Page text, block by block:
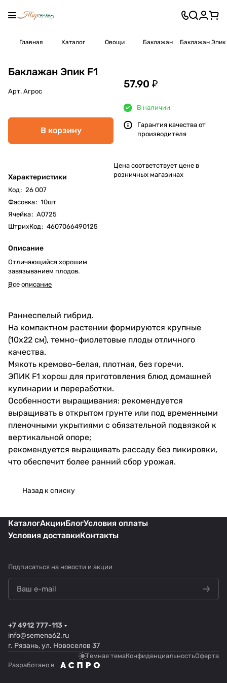
Главная Каталог Овощи Баклажан Баклажан Эпик
Баклажан Эпик F1
Арт. Агрос
В корзину
Характеристики
Код: 26 007
Фасовка: 10шт
Ячейка: А0725
ШтрихКод: 4607066490125
Описание
Отличающийся хорошим
завязыванием плодов.
Все описание
57.90 ₽
В наличии
Гарантия качества от
производителя
Цена соответствует цене в
розничных магазинах
Раннеспелый гибрид.
На компактном растении формируются крупные
(10х22 см), темно-фиолетовые плоды отличного
качества.
Мякоть кремово-белая, плотная, без горечи.
ЭПИК F1 хорош для приготовления блюд домашней
кулинарии и переработки.
Особенности выращивания: рекомендуется
выращивать в открытом грунте или под временными
пленочными укрытиями с обязательной подвязкой к
вертикальной опоре;
рекомендуется выращивать рассаду без пикировки,
что обеспечит более ранний сбор урожая.
Назад к списку
КаталогАкцииБлогУсловия оплаты
Условия доставкиКонтакты
Подписаться на новости и акции
+7 4912 777-113
info@semena62.ru
г. Рязань, ул. Новоселов 37
Темная темаКонфиденциальностьОферта
Разработано в